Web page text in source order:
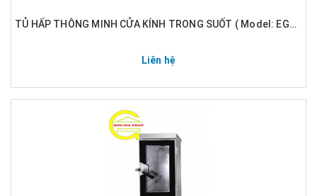
TỦ HẤP THÔNG MINH CỬA KÍNH TRONG SUỐT ( Model: EGA-DRS)
Liên hệ